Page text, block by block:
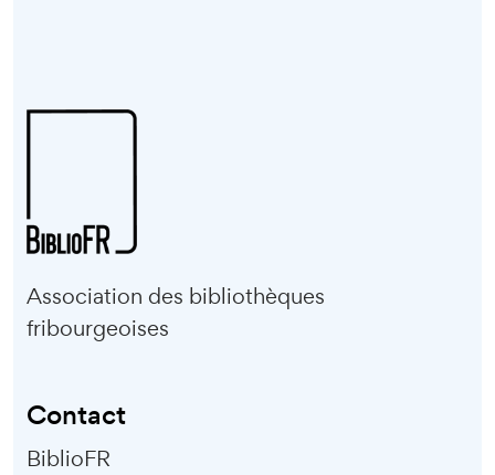
Association des bibliothèques
fribourgeoises
Contact
BiblioFR